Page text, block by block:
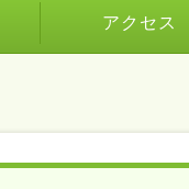
アクセス